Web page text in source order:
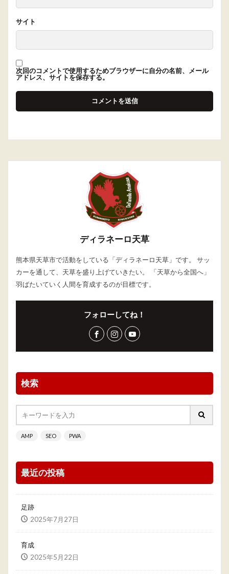
サイト
次回のコメントで使用するためブラウザーに自分の名前、メール
アドレス、サイトを保存する。
ディラネーロ天草
熊本県天草市で活動をしている「ディラネーロ天草」です。 サッ
カーを通して、天草を盛り上げていきたい。 「天草から全国へ」
羽ばたいていく人間を育成するのが目標です。
フォローしてね！
検索
AMP SEO PWA
最近の投稿
足跡
2025年7月27日
育成
2025年5月22日